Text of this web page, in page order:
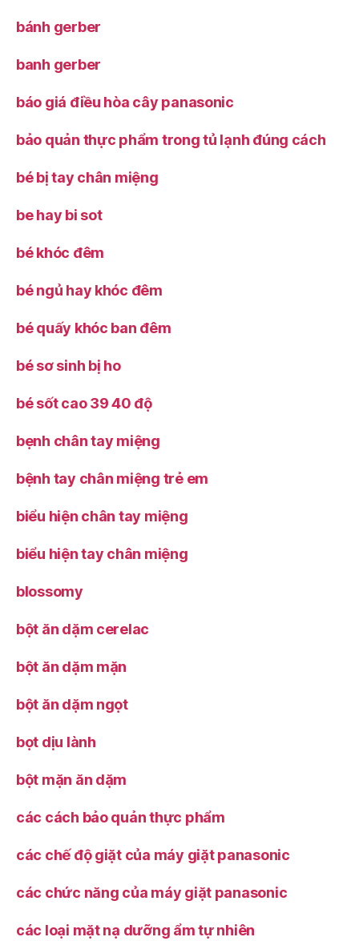
bánh gerber
banh gerber
báo giá điều hòa cây panasonic
bảo quản thực phẩm trong tủ lạnh đúng cách
bé bị tay chân miệng
be hay bi sot
bé khóc đêm
bé ngủ hay khóc đêm
bé quấy khóc ban đêm
bé sơ sinh bị ho
bé sốt cao 39 40 độ
bẹnh chân tay miệng
bệnh tay chân miệng trẻ em
biểu hiện chân tay miệng
biểu hiện tay chân miệng
blossomy
bột ăn dặm cerelac
bột ăn dặm mặn
bột ăn dặm ngọt
bọt dịu lành
bột mặn ăn dặm
các cách bảo quản thực phẩm
các chế độ giặt của máy giặt panasonic
các chức năng của máy giặt panasonic
các loại mặt nạ dưỡng ẩm tự nhiên